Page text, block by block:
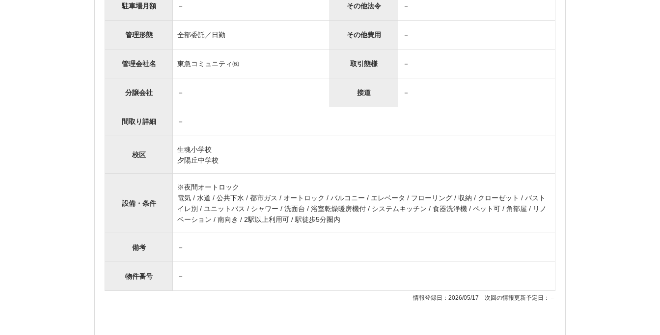
駐車場月額 － その他法令 －
管理形態 全部委託／日勤 その他費用 －
管理会社名 東急コミュニティ㈱ 取引態様 －
分譲会社 － 接道 －
間取り詳細 －
校区
生魂小学校
夕陽丘中学校
設備・条件
※夜間オートロック
電気
水道 公共下水 都市ガス オートロック バルコニー エレベータ フローリング 収納 クローゼット
バスト
イレ別
ユニットバス シャワー 洗面台 浴室乾燥暖房機付 システムキッチン 食器洗浄機 ペット可 角部屋
リノ
ベーション
南向き 2駅以上利用可 駅徒歩5分圏内
備考 －
物件番号 －
情報登録日：2026/05/17 次回の情報更新予定日：－